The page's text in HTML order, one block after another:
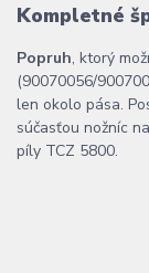
Kompletné
Popruh, ktorý
(90070056/
len okolo pása.
súčasťou nožníc
píly TCZ 5800.